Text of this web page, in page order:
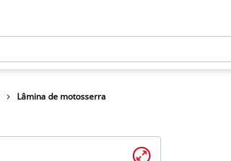
Lâmina de motosserra